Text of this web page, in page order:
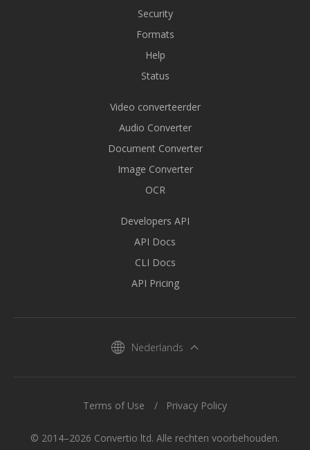
Security
Formats
Help
Status
Video converteerder
Audio Converter
Document Converter
Image Converter
OCR
Developers API
API Docs
CLI Docs
API Pricing
Nederlands
© 2014–2026 Convertio ltd. Alle rechten voorbehouden.
Terms of Use Privacy Policy